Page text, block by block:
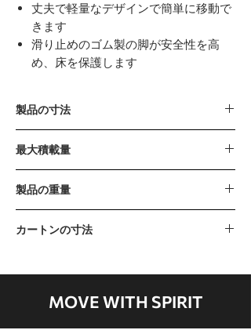
丈夫で軽量なデザインで簡単に移動で
きます
滑り止めのゴム製の脚が安全性を高
め、床を保護します
製品の寸法
最大積載量
製品の重量
カートンの寸法
17" x 10 "カートンB 1000 x 90 x 330mm /
39インチx4インチx13インチ
MOVE WITH SPIRIT